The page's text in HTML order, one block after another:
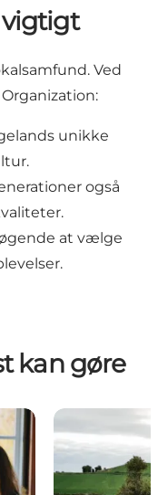
vigtigt
Ved
unikke
også
at vælge
kan gøre
(fx Green
Brug offentlig